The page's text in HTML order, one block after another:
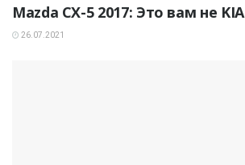
Mazda CX-5 2017: Это вам не KIA
26.07.2021